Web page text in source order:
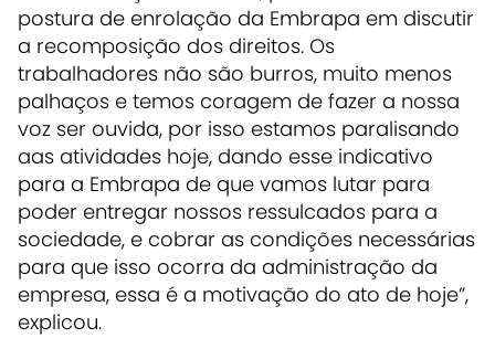
postura de enrolação da Embrapa em discutir
a recomposição dos direitos. Os
trabalhadores não são burros, muito menos
palhaços e temos coragem de fazer a nossa
voz ser ouvida, por isso estamos paralisando
aas atividades hoje, dando esse indicativo
para a Embrapa de que vamos lutar para
poder entregar nossos ressulcados para a
sociedade, e cobrar as condições necessárias
para que isso ocorra da administração da
empresa, essa é a motivação do ato de hoje”,
explicou.